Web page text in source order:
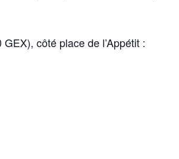
côté place de l’Appétit :